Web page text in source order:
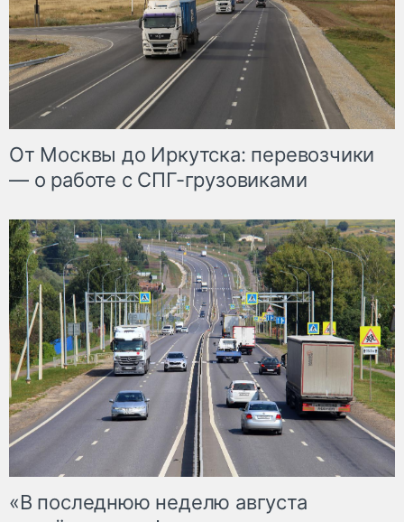
От Москвы до Иркутска: перевозчики
— о работе с СПГ-грузовиками
«В последнюю неделю августа